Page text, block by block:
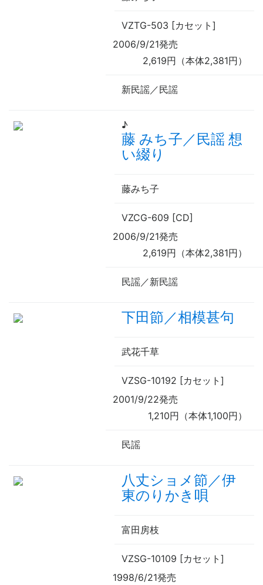
VZTG-503 [カセット]
2006/9/21発売
2,619円（本体2,381円）
新民謡／民謡
♪
藤 みち子／民謡 想
い綴り
藤みち子
VZCG-609 [CD]
2006/9/21発売
2,619円（本体2,381円）
民謡／新民謡
下田節／相模甚句
武花千草
VZSG-10192 [カセット]
2001/9/22発売
1,210円（本体1,100円）
民謡
八丈ショメ節／伊
東のりかき唄
富田房枝
VZSG-10109 [カセット]
1998/6/21発売